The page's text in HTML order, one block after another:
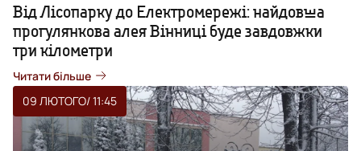
Від Лісопарку до Електромережі: найдовша
прогулянкова алея Вінниці буде завдовжки
три кілометри
Читати більше
09 ЛЮТОГО/ 11:45